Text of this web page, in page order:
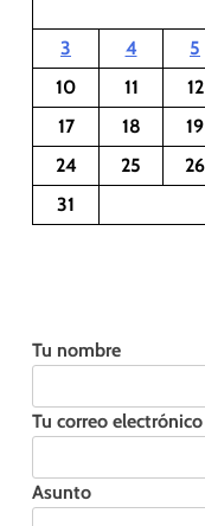
3
4 5
10
11 12
17
18 19
24
25 26
31
Tu nombre
Tu correo electrónico
Asunto